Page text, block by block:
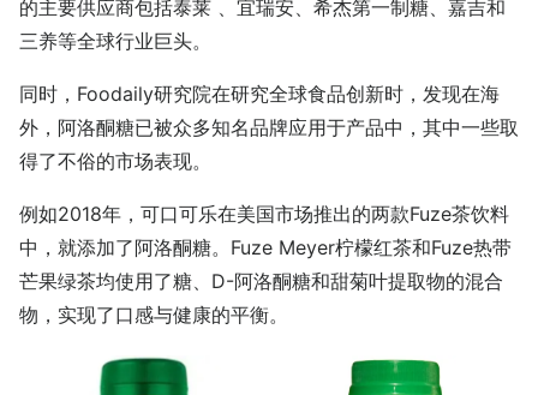
的主要供应商包括泰莱 、宜瑞安、希杰第一制糖、嘉吉和
三养等全球行业巨头。
同时，Foodaily研究院在研究全球食品创新时，发现在海
外，阿洛酮糖已被众多知名品牌应用于产品中，其中一些取
得了不俗的市场表现。
例如2018年，可口可乐在美国市场推出的两款Fuze茶饮料
中，就添加了阿洛酮糖。Fuze Meyer柠檬红茶和Fuze热带
芒果绿茶均使用了糖、D-阿洛酮糖和甜菊叶提取物的混合
物，实现了口感与健康的平衡。